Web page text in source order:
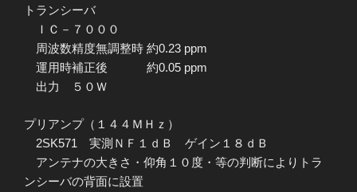
トランシーバ
ＩＣ－７０００
周波数精度無調整時 約0.23 ppm
運用時補正後 約0.05 ppm
出力 ５０Ｗ
プリアンプ（１４４ＭＨｚ）
2SK571 実測ＮＦ１ｄＢ ゲイン１８ｄＢ
アンテナの大きさ・仰角１０度・等の判断によりトラ
ンシーバの背面に設置